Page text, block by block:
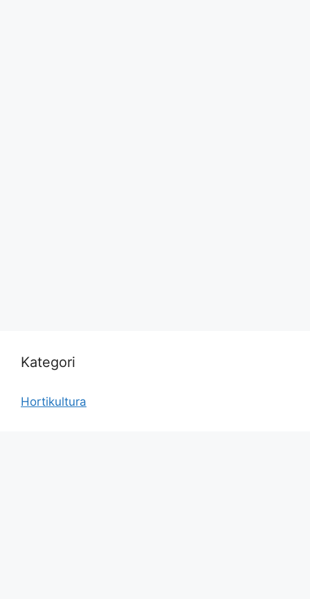
Kategori
Hortikultura